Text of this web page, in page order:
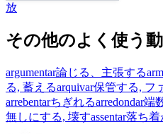
放
その他のよく使う
argumentar論じる、主張する
る, 蓄えるarquivar保管する, フ
arrebentarちぎれるarredondar端
無しにする, 壊すassentar落ち着